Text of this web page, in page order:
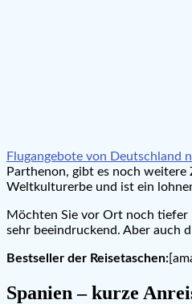
Flugangebote von Deutschland
Parthenon, gibt es noch weitere
Weltkulturerbe und ist ein
Möchten Sie vor Ort noch tiefer
sehr beeindruckend. Aber auch
Bestseller der Reisetaschen:
Spanien – kurze